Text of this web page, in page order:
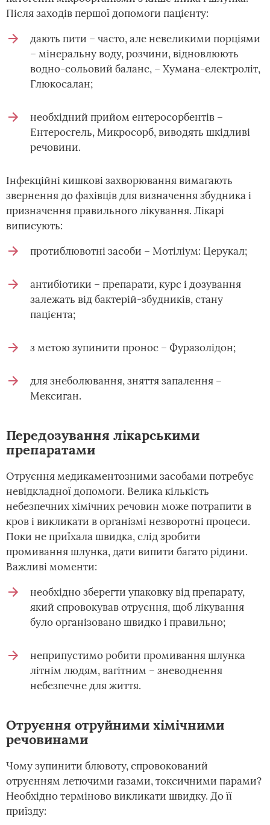
Після заходів першої допомоги пацієнту:
дають пити – часто, але невеликими порціями
– мінеральну воду, розчини, відновлюють
водно-сольовий баланс, – Хумана-електроліт,
Глюкосалан;
необхідний прийом ентеросорбентів –
Ентеросгель, Микросорб, виводять шкідливі
речовини.
Інфекційні кишкові захворювання вимагають
звернення до фахівців для визначення збудника і
призначення правильного лікування. Лікарі
виписують:
протиблювотні засоби – Мотіліум: Церукал;
антибіотики – препарати, курс і дозування
залежать від бактерій-збудників, стану
пацієнта;
з метою зупинити пронос – Фуразолідон;
для знеболювання, зняття запалення –
Мексиган.
Передозування лікарськими
препаратами
Отруєння медикаментозними засобами потребує
невідкладної допомоги. Велика кількість
небезпечних хімічних речовин може потрапити в
кров і викликати в організмі незворотні процеси.
Поки не приїхала швидка, слід зробити
промивання шлунка, дати випити багато рідини.
Важливі моменти:
необхідно зберегти упаковку від препарату,
який спровокував отруєння, щоб лікування
було організовано швидко і правильно;
неприпустимо робити промивання шлунка
літнім людям, вагітним – зневоднення
небезпечне для життя.
Отруєння отруйними хімічними
речовинами
Чому зупинити блювоту, спровокований
отруєнням летючими газами, токсичними парами?
Необхідно терміново викликати швидку. До її
приїзду: